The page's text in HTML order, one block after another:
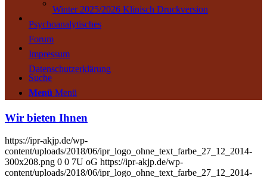
Winter 2025/2026 Klinisch Druckversion
Psychoanalytisches
Forum
Impressum
Datenschutzerklärung
Suche
Menü Menü
Wir bieten Ihnen
https://ipr-akjp.de/wp-
content/uploads/2018/06/ipr_logo_ohne_text_farbe_27_12_2014-
300x208.png 0 0 7U oG https://ipr-akjp.de/wp-
content/uploads/2018/06/ipr_logo_ohne_text_farbe_27_12_2014-